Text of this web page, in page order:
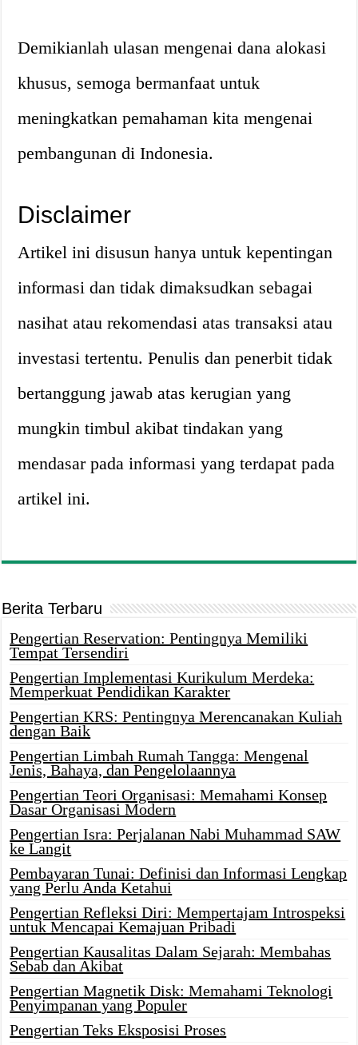
Demikianlah ulasan mengenai dana alokasi
khusus, semoga bermanfaat untuk
meningkatkan pemahaman kita mengenai
pembangunan di Indonesia.
Disclaimer
Artikel ini disusun hanya untuk kepentingan
informasi dan tidak dimaksudkan sebagai
nasihat atau rekomendasi atas transaksi atau
investasi tertentu. Penulis dan penerbit tidak
bertanggung jawab atas kerugian yang
mungkin timbul akibat tindakan yang
mendasar pada informasi yang terdapat pada
artikel ini.
Berita Terbaru
Pengertian Reservation: Pentingnya Memiliki
Tempat Tersendiri
Pengertian Implementasi Kurikulum Merdeka:
Memperkuat Pendidikan Karakter
Pengertian KRS: Pentingnya Merencanakan Kuliah
dengan Baik
Pengertian Limbah Rumah Tangga: Mengenal
Jenis, Bahaya, dan Pengelolaannya
Pengertian Teori Organisasi: Memahami Konsep
Dasar Organisasi Modern
Pengertian Isra: Perjalanan Nabi Muhammad SAW
ke Langit
Pembayaran Tunai: Definisi dan Informasi Lengkap
yang Perlu Anda Ketahui
Pengertian Refleksi Diri: Mempertajam Introspeksi
untuk Mencapai Kemajuan Pribadi
Pengertian Kausalitas Dalam Sejarah: Membahas
Sebab dan Akibat
Pengertian Magnetik Disk: Memahami Teknologi
Penyimpanan yang Populer
Pengertian Teks Eksposisi Proses